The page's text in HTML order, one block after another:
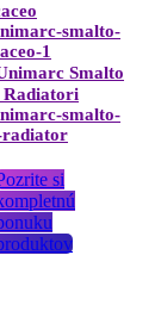
Smalto
Radiatori
si